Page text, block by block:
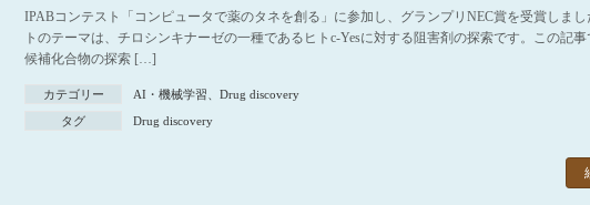
IPABコンテスト「コンピュータで薬のタネを創る」に参加し、グランプリNEC賞を受賞しまし
トのテーマは、チロシンキナーゼの一種であるヒトc-Yesに対する阻害剤の探索です。この記
候補化合物の探索 […]
カテゴリー AI・機械学習 、Drug discovery
タグ Drug discovery